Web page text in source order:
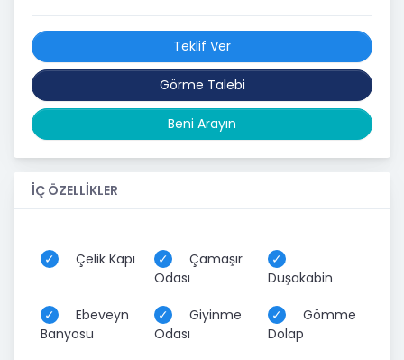
Teklif Ver
Görme Talebi
Beni Arayın
İÇ ÖZELLİKLER
Çelik Kapı
Çamaşır
Odası
Duşakabin
Ebeveyn
Banyosu
Giyinme
Odası
Gömme
Dolap